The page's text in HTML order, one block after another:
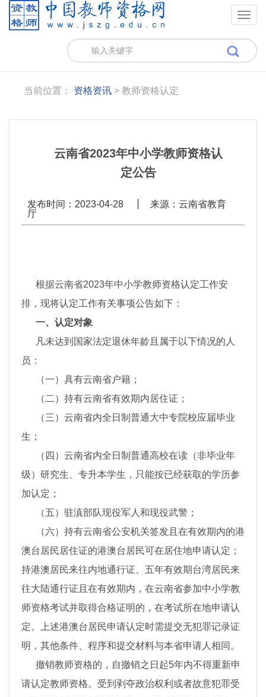
当前位置： 资格资讯 > 教师资格认定
云南省2023年中小学教师资格认
定公告
发布时间：2023-04-28
来源：云南省教育
厅
根据云南省2023年中小学教师资格认定工作安
排，现将认定工作有关事项公告如下：
一、认定对象
凡未达到国家法定退休年龄且属于以下情况的人
员：
（一）具有云南省户籍；
（二）持有云南省有效期内居住证；
（三）云南省内全日制普通大中专院校应届毕业
生；
（四）云南省内全日制普通高校在读（非毕业年
级）研究生、专升本学生，只能按已经获取的学历参
加认定；
（五）驻滇部队现役军人和现役武警；
（六）持有云南省公安机关签发且在有效期内的港
澳台居民居住证的港澳台居民可在居住地申请认定；
持港澳居民来往内地通行证、五年有效期台湾居民来
往大陆通行证且在有效期内，在云南省参加中小学教
师资格考试并取得合格证明的，在考试所在地申请认
定。上述港澳台居民申请认定时需提交无犯罪记录证
明，其他条件、程序和提交材料与本省申请人相同。
撤销教师资格的，自撤销之日起5年内不得重新申
请认定教师资格。受到剥夺政治权利或者故意犯罪受